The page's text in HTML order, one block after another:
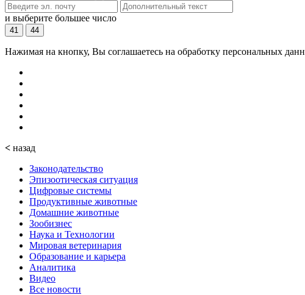
и выберите большее число
41 44
Нажимая на кнопку, Вы соглашаетесь на обработку персональных
< назад
Законодательство
Эпизоотическая ситуация
Цифровые системы
Продуктивные животные
Домашние животные
Зообизнес
Наука и Технологии
Мировая ветеринария
Образование и карьера
Аналитика
Видео
Все новости